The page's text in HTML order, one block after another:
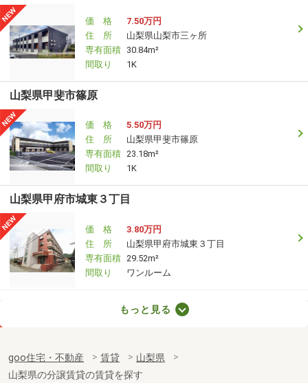
価 格
7.50万円
住 所
山梨県山梨市三ヶ所
専有面積 30.84m²
間取り
1K
山梨県甲斐市篠原
価 格
5.50万円
住 所
山梨県甲斐市篠原
専有面積 23.18m²
間取り
1K
山梨県甲府市城東３丁目
価 格
3.80万円
住 所
山梨県甲府市城東３丁目
専有面積 29.52m²
間取り
ワンルーム
専有面積
36m²
間取り
2K
もっと見る
goo住宅・不動産 賃貸
山梨県
山梨県の分譲賃貸の賃貸を探す